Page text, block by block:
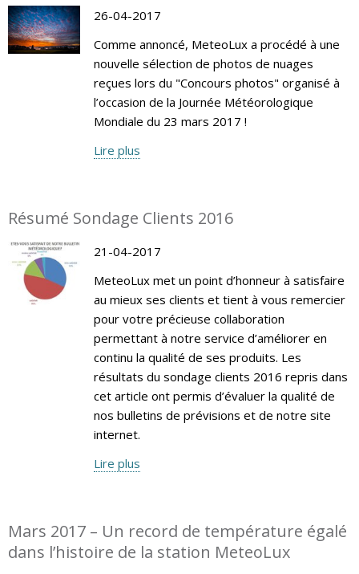
26-04-2017
Comme annoncé, MeteoLux a procédé à une
nouvelle sélection de photos de nuages
reçues lors du "Concours photos" organisé à
l’occasion de la Journée Météorologique
Mondiale du 23 mars 2017 !
Lire plus
Résumé Sondage Clients 2016
21-04-2017
MeteoLux met un point d’honneur à satisfaire
au mieux ses clients et tient à vous remercier
pour votre précieuse collaboration
permettant à notre service d’améliorer en
continu la qualité de ses produits. Les
résultats du sondage clients 2016 repris dans
cet article ont permis d’évaluer la qualité de
nos bulletins de prévisions et de notre site
internet.
Lire plus
Mars 2017 – Un record de température égalé
dans l’histoire de la station MeteoLux